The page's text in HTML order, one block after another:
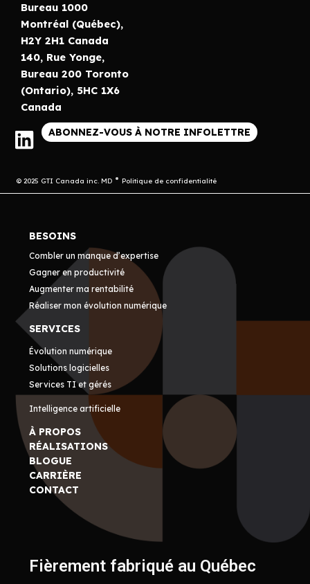
Bureau 1000
Montréal (Québec),
H2Y 2H1 Canada
140, Rue Yonge,
Bureau 200 Toronto
(Ontario), 5HC 1X6
Canada
ABONNEZ-VOUS À NOTRE INFOLETTRE
© 2025 GTI Canada inc. MD Politique de confidentialité
BESOINS
Combler un manque d’expertise
Gagner en productivité
Augmenter ma rentabilité
Réaliser mon évolution numérique
SERVICES
Évolution numérique
Solutions logicielles
Services TI et gérés
Intelligence artificielle
À PROPOS
RÉALISATIONS
BLOGUE
CARRIÈRE
CONTACT
Fièrement fabriqué au Québec